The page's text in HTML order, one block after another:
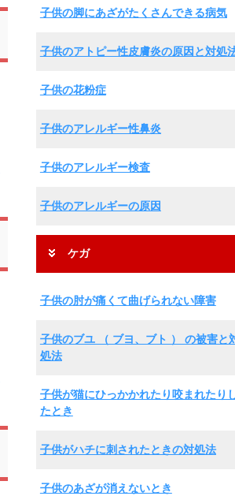
子供の脚にあざがたくさんできる病気
子供のアトピー性皮膚炎の原因と対処
子供の花粉症
子供のアレルギー性鼻炎
子供のアレルギー検査
子供のアレルギーの原因
ケガ
子供の肘が痛くて曲げられない障害
子供のブユ （ ブヨ、ブト ） の被害と
処法
子供が猫にひっかかれたり咬まれたり
たとき
子供がハチに刺されたときの対処法
子供のあざが消えないとき